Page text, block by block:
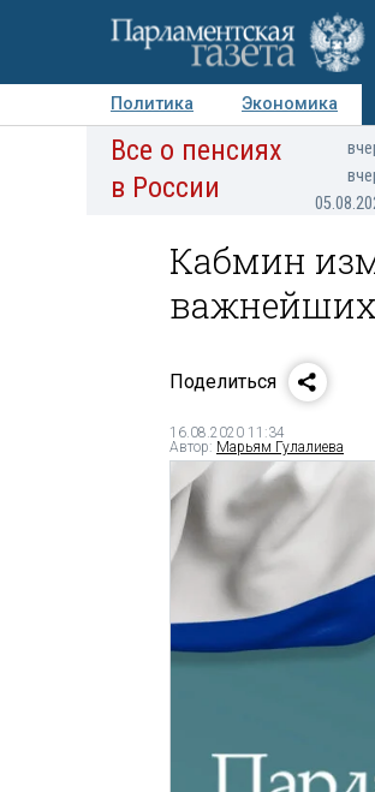
Политика Экономика
Авторы Персоны
Все о пенсиях
в России
Кабмин
важнейших
Поделиться
16.08.2020 11:34
Автор: Марьям Гулалиева